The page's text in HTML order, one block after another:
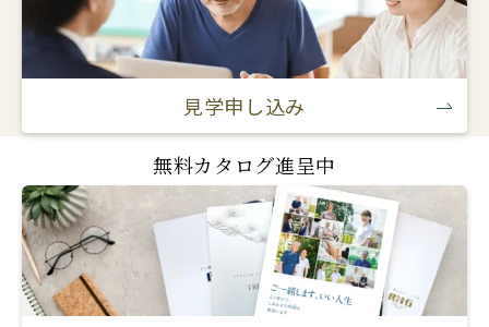
見学申し込み
無料カタログ進呈中